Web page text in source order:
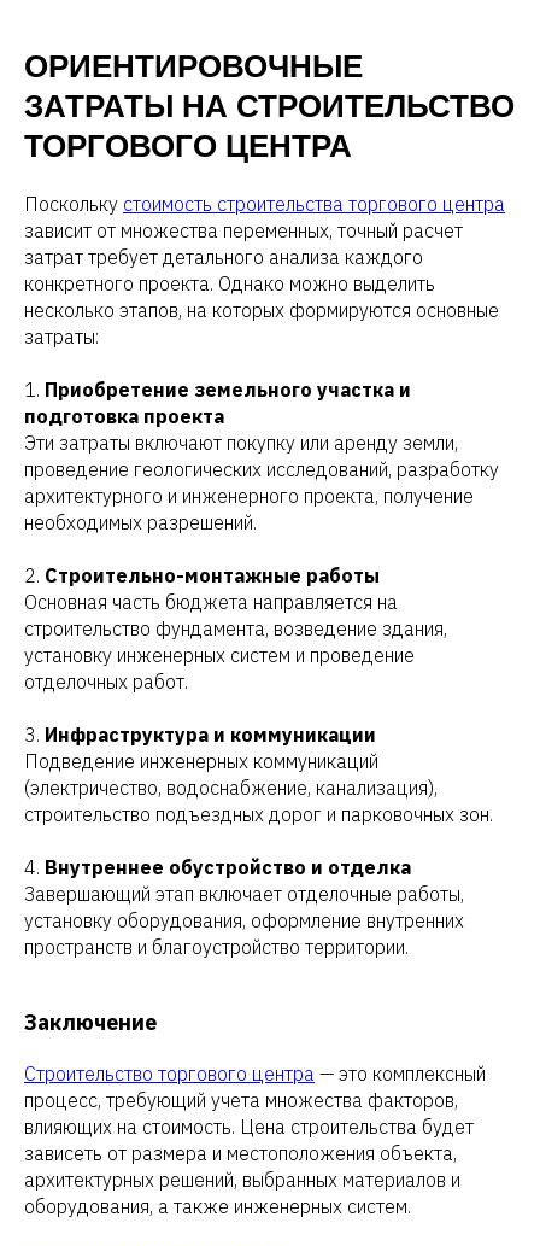
ОРИЕНТИРОВОЧНЫЕ
ЗАТРАТЫ НА СТРОИТЕЛЬСТВО
ТОРГОВОГО ЦЕНТРА
Поскольку стоимость строительства торгового центра
зависит от множества переменных, точный расчет
затрат требует детального анализа каждого
конкретного проекта. Однако можно выделить
несколько этапов, на которых формируются основные
затраты:
1. Приобретение земельного участка и
подготовка проекта
Эти затраты включают покупку или аренду земли,
проведение геологических исследований, разработку
архитектурного и инженерного проекта, получение
необходимых разрешений.
2. Строительно-монтажные работы
Основная часть бюджета направляется на
строительство фундамента, возведение здания,
установку инженерных систем и проведение
отделочных работ.
3. Инфраструктура и коммуникации
Подведение инженерных коммуникаций
(электричество, водоснабжение, канализация),
строительство подъездных дорог и парковочных зон.
4. Внутреннее обустройство и отделка
Завершающий этап включает отделочные работы,
установку оборудования, оформление внутренних
пространств и благоустройство территории.
Заключение
Строительство торгового центра — это комплексный
процесс, требующий учета множества факторов,
влияющих на стоимость. Цена строительства будет
зависеть от размера и местоположения объекта,
архитектурных решений, выбранных материалов и
оборудования, а также инженерных систем.